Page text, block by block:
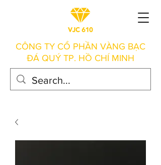
CÔNG TY CỔ PHẦN VÀNG BẠC
ĐÁ QUÝ TP. HỒ CHÍ MINH